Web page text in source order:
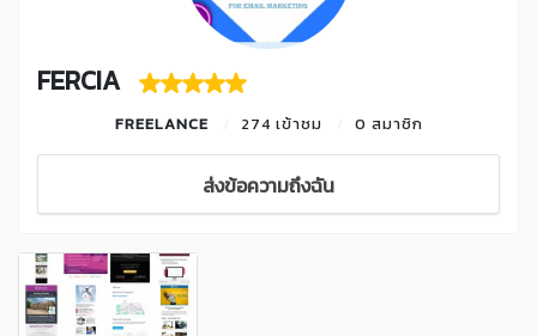
FERCIA
FREELANCE 274 เข้าชม 0 สมาชิก
ส่งข้อความถึงฉัน